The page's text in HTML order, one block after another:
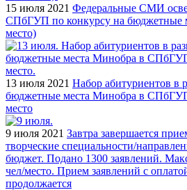
15 июля 2021 Федеральные СМИ
СПбГУП по конкурсу на бюджетные
место)
13 июля 2021 Набор абитуриентов в
бюджетные места Минобра в
место
9 июля 2021 Завтра завершается
творческие специальности/
бюджет. Подано 1300 заявлений.
чел/место. Прием заявлений с
продолжается